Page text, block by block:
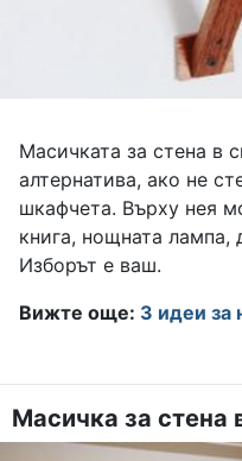
Масичката за стена в
алтернатива, ако не
шкафчета. Върху нея
книга, нощната лампа,
Изборът е ваш.
Вижте още: 3 идеи за
Масичка за стена